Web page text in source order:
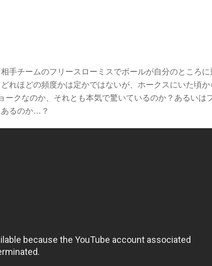
手チームのフリースローミスでボールが自分のところに
れほどの頻度かは定かではないが、ホークスにいた頃か
クなのか、それとも本気で驚いているのか？あるいは
あるのか…？